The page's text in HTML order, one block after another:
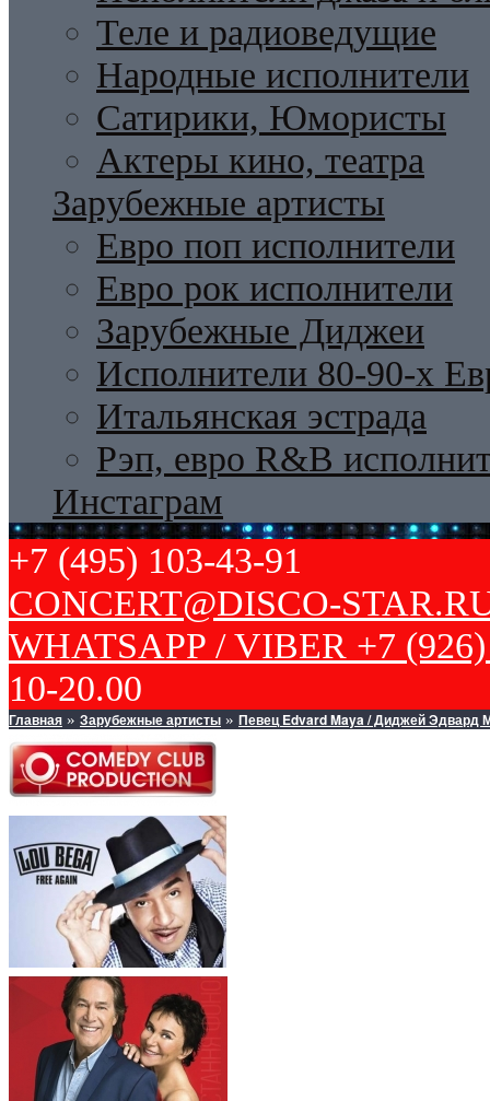
Теле и радиоведущие
Народные исполнители
Сатирики, Юмористы
Актеры кино, театра
Зарубежные артисты
Евро поп исполнители
Евро рок исполнители
Зарубежные Диджеи
Исполнители 80-90-х
Итальянская эстрада
Рэп, евро R&B
Инстаграм
+7 (495) 103-43-91
CONCERT@DISCO-
WHATSAPP / VIBER +7
10-20.00
Главная » Зарубежные артисты » Певец Edvard Maya / Диджей Эдвард